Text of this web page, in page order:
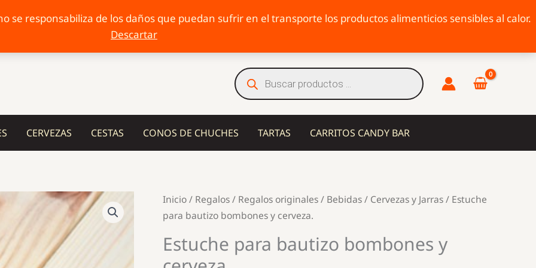
se responsabiliza de los daños que puedan sufrir en el transporte los productos alimenticios sensibles al calor.
Descartar
Búsqueda
de
productos
CERVEZAS CESTAS CONOS DE CHUCHES TARTAS CARRITOS CANDY BAR
Inicio/ Regalos/ Regalos originales/ Bebidas/ Cervezas y Jarras/ Estuche
para bautizo bombones y cerveza.
Estuche para bautizo bombones y